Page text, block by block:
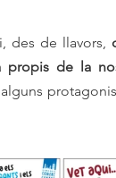
des de llavors,
propis de la